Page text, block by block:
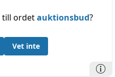
till ordetauktionsbud?
Vet inte